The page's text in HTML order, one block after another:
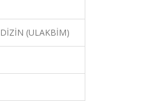
(ULAKBİM)